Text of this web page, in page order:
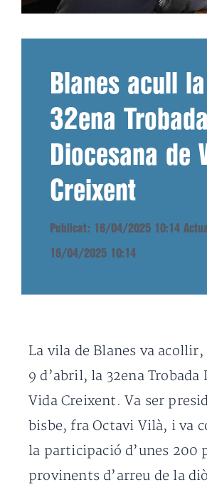
Blanes acull la
32ena Trobada
Diocesana de
Creixent
Publicat: 16/04/2025 10:14
16/04/2025 10:14
La vila de Blanes va
9 d’abril, la 32ena Trobada
Vida Creixent. Va ser
bisbe, fra Octavi Vilà, i va
la participació d’unes 200
provinents d’arreu de la